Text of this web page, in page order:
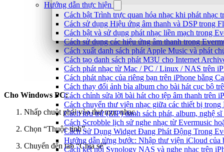
Hướng dẫn thực hiện
Cách bật Trình trực quan hóa nhạc khi phát nhạc
Cách sử dụng Hiệu ứng âm thanh và DSP trong
Cách bật và sử dụng phát nhạc liền mạch trong
Cách sử dụng các hiệu ứng âm thanh trong
Cách xuất danh sách phát Apple Music và phát
Cách tạo danh sách phát M3U cho Internet
Cách phát nhạc từ Mac / PC / Linux / NAS trên
Cách phát nhạc của riêng bạn trên iPhone bằng
Cách thay đổi ảnh bìa album cho bài hát cục bộ
Cách chỉnh sửa lời bài hát cho tệp âm thanh trên
Cách chuyển thư viện nhạc giữa các thiết bị
Cách lưu trữ (ZIP) danh sách phát, album, nghệ
Cách Scrobble lịch sử nghe nhạc từ Evermusic
Cách Sử Dụng Widget Đang Phát Động Trong
Hướng dẫn từng bước: Nhập thư viện iCloud của
Cách kết nối Synology NAS và nghe nhạc trên
Cho Windows PC:
Nhấp chuột phải vào thư mục nhạc.
Chọn “Thuộc tính”.
Chuyển đến tab “Chia sẻ”.